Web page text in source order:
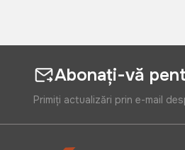
Abonați-vă
Primiți actualizări prin e-mail